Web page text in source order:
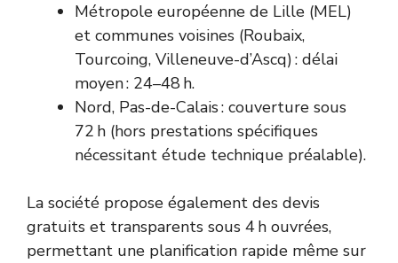
Métropole européenne de Lille (MEL)
et communes voisines (Roubaix,
Tourcoing, Villeneuve-d’Ascq) : délai
moyen : 24–48 h.
Nord, Pas-de-Calais : couverture sous
72 h (hors prestations spécifiques
nécessitant étude technique préalable).
La société propose également des devis
gratuits et transparents sous 4 h ouvrées,
permettant une planification rapide même sur